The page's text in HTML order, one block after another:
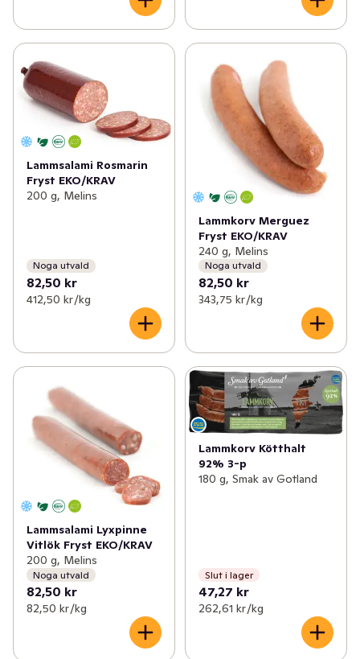
Lammsalami Rosmarin
Fryst EKO/KRAV
200 g, Melins
Noga utvald
82,50 kr
412,50 kr /kg
Lammkorv Merguez
Fryst EKO/KRAV
240 g, Melins
Noga utvald
82,50 kr
343,75 kr /kg
Lammsalami Lyxpinne
Vitlök Fryst EKO/KRAV
200 g, Melins
Noga utvald
82,50 kr
82,50 kr /kg
Lammkorv Kötthalt
92% 3-p
180 g, Smak av Gotland
Slut i lager
47,27 kr
262,61 kr /kg